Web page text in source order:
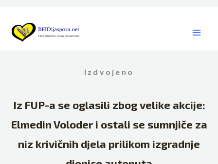
content
Izdvojeno
Iz FUP-a se oglasili zbog velike akcije:
Elmedin Voloder i ostali se sumnjiče za
niz krivičnih djela prilikom izgradnje